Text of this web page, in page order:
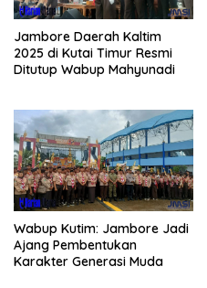
Jambore Daerah Kaltim
2025 di Kutai Timur Resmi
Ditutup Wabup Mahyunadi
Wabup Kutim: Jambore Jadi
Ajang Pembentukan
Karakter Generasi Muda